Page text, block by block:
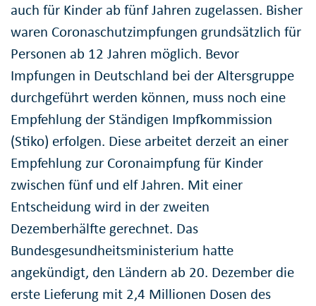
auch für Kinder ab fünf Jahren zugelassen. Bisher
waren Coronaschutzimpfungen grundsätzlich für
Personen ab 12 Jahren möglich. Bevor
Impfungen in Deutschland bei der Altersgruppe
durchgeführt werden können, muss noch eine
Empfehlung der Ständigen Impfkommission
(Stiko) erfolgen. Diese arbeitet derzeit an einer
Empfehlung zur Coronaimpfung für Kinder
zwischen fünf und elf Jahren. Mit einer
Entscheidung wird in der zweiten
Dezemberhälfte gerechnet. Das
Bundesgesundheitsministerium hatte
angekündigt, den Ländern ab 20. Dezember die
erste Lieferung mit 2,4 Millionen Dosen des